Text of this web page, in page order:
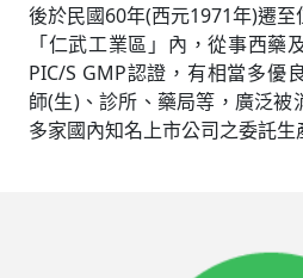
後於民國60年(西元1971年)遷
「仁武工業區」內，從事西藥
PIC/S GMP認證，有相當多優
師(生)、診所、藥局等，廣泛被
多家國內知名上市公司之委託生